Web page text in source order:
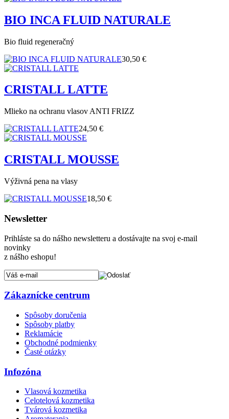
BIO INCA FLUID NATURALE
Bio fluid regeneračný
30,50 €
CRISTALL LATTE
Mlieko na ochranu vlasov ANTI FRIZZ
24,50 €
CRISTALL MOUSSE
Výživná pena na vlasy
18,50 €
Newsletter
Prihláste sa do nášho newsletteru a dostávajte na svoj e-mail
novinky
z nášho eshopu!
Zákaznícke centrum
Spôsoby doručenia
Spôsoby platby
Reklamácie
Obchodné podmienky
Časté otázky
Infozóna
Vlasová kozmetika
Celotelová kozmetika
Tvárová kozmetika